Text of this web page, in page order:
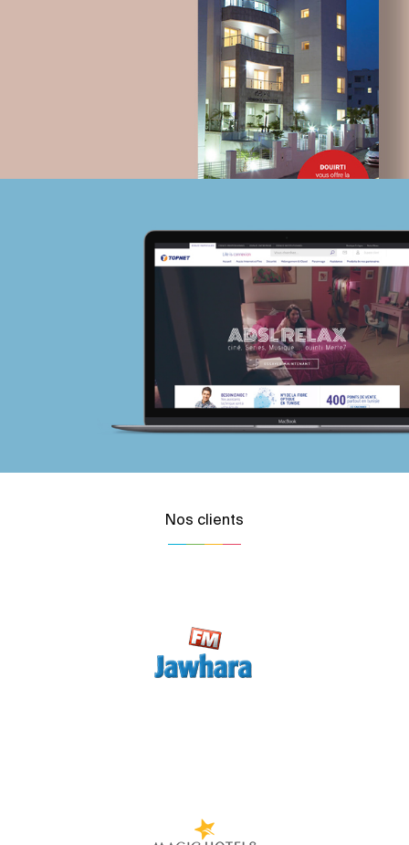
Nos clients